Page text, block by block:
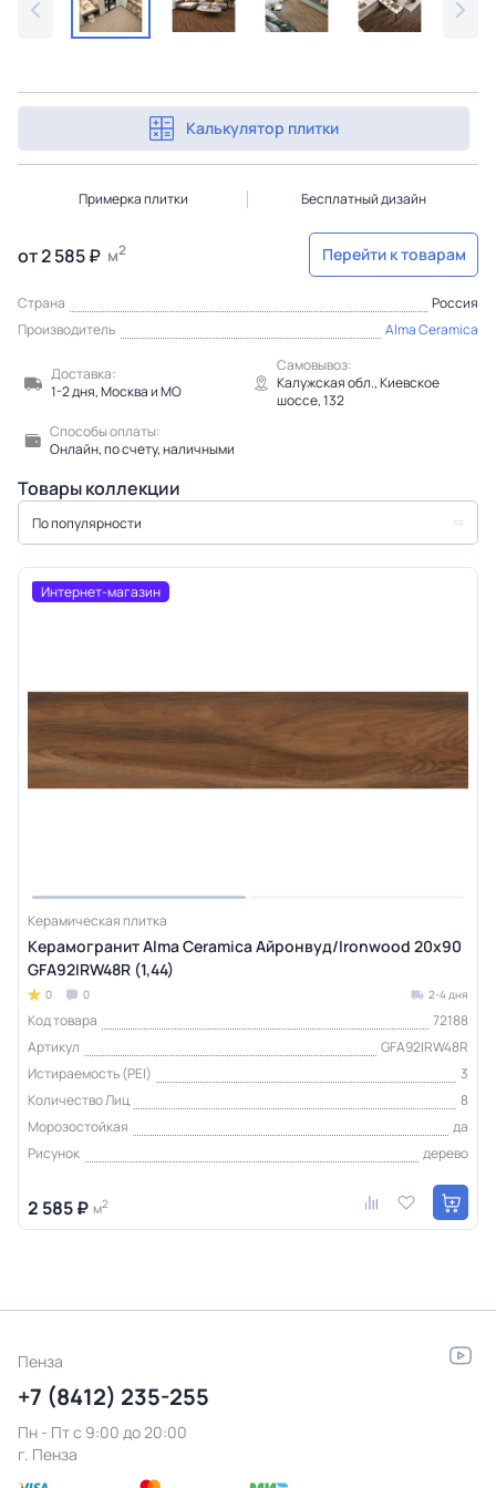
Калькулятор плитки
Примерка плитки Бесплатный дизайн
от 2 585 ₽ м2 Перейти к товарам
Страна
Россия
Производитель
Alma Ceramica
Доставка:
1-2 дня, Москва и МО
Самовывоз:
Калужская обл., Киевское
шоссе, 132
Способы оплаты:
Онлайн, по счету, наличными
Товары коллекции
По популярности
Интернет-магазин
Керамическая плитка
Керамогранит Alma Ceramica Айронвуд/Ironwood 20х90
GFA92IRW48R (1,44)
0 0 2-4 дня
Код товара
72188
Артикул
GFA92IRW48R
Истираемость (PEI)
3
Количество Лиц
8
Морозостойкая
да
Рисунок
дерево
2 585 ₽ м2
Пенза
+7 (8412) 235-255
Пн - Пт c 9:00 до 20:00
г. Пенза